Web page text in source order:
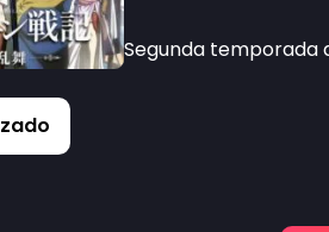
Segunda temporada